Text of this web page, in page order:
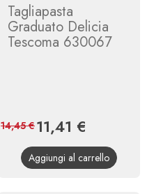
Tagliapasta
Graduato Delicia
Tescoma 630067
Prezzo
11,41 €
base
14,45 €
Aggiungi al carrello